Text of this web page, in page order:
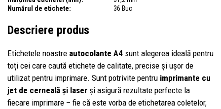
Numărul de etichete:
36 Buc
Descriere produs
Etichetele noastre autocolante A4 sunt alegerea ideală pentru
toți cei care caută etichete de calitate, precise și ușor de
utilizat pentru imprimare. Sunt potrivite pentru imprimante cu
jet de cerneală și laser și asigură rezultate perfecte la
fiecare imprimare – fie că este vorba de etichetarea coletelor,